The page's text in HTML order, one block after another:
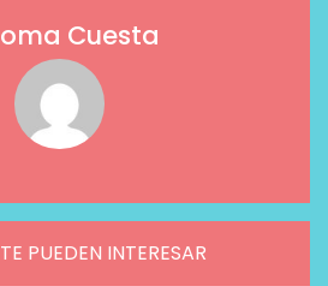
Cuesta
PUEDEN INTERESAR